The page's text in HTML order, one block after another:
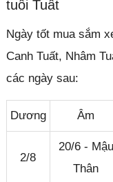
tuổi Tuất
Ngày tốt mua sắm
Canh Tuất, Nhâm
các ngày sau:
Dương Âm
2/8
20/6 - Mậu
Thân